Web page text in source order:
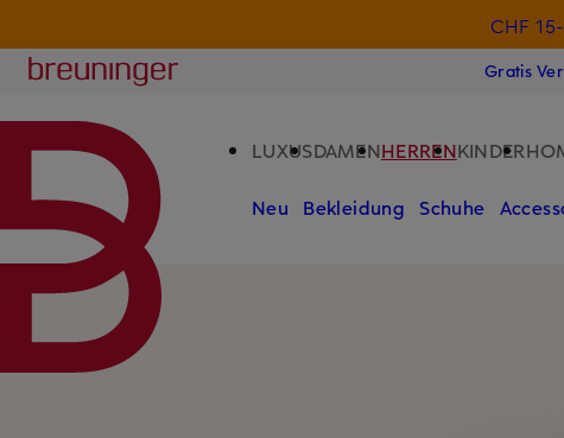
CHF
Breuninger
Gratis
LUXUSDAMENHERRENKINDER
Neu Bekleidung Schuhe